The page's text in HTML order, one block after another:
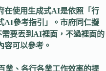
在使用生成式AI是依照「行
AI參考指引」。市府同仁擬
要丟到AI裡面，不過裡面的
容可以參考。
業、各行各業工作效率的提